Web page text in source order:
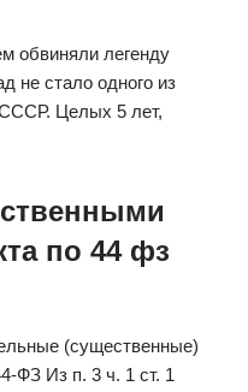
обвиняли легенду
не стало одного из
Целых 5 лет,
по 44 фз
(существенные)
ФЗ Из п. 3 ч. 1 ст. 1